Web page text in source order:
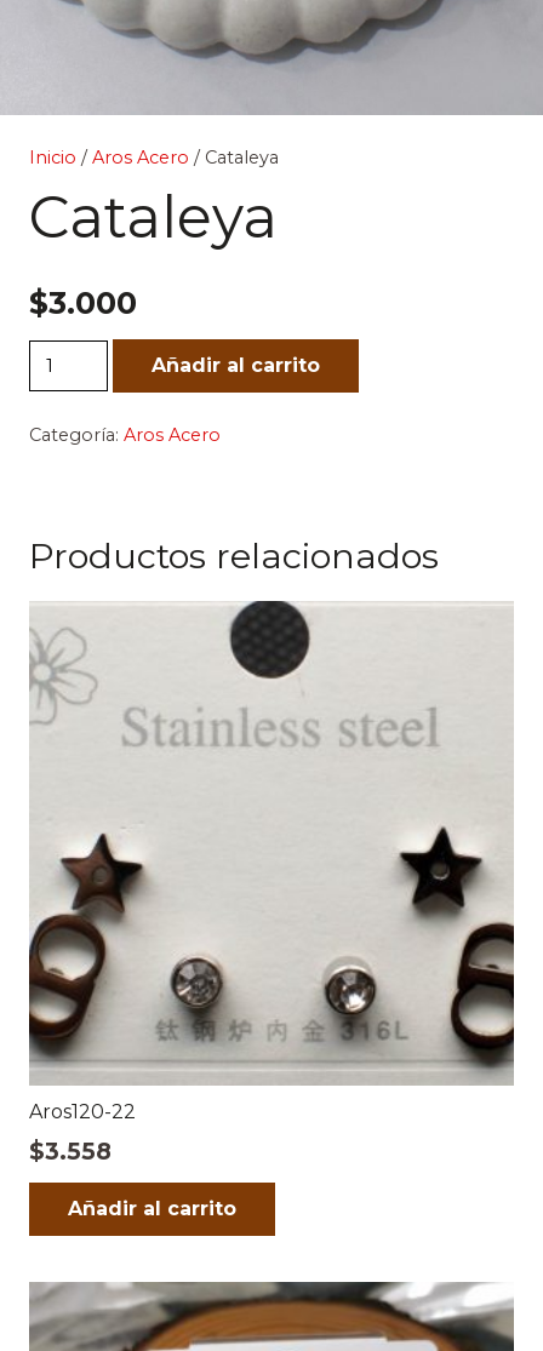
Inicio /Aros Acero / Cataleya
Cataleya
$3.000
Cataleya
cantidad
Añadir al carrito
Categoría: Aros Acero
Productos relacionados
Aros120-22
$3.558
Añadir al carrito